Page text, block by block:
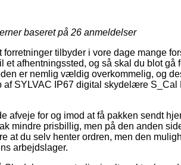
baseret på 26 anmeldelser
forretninger tilbyder i vore dage mange
et afhentningssted, og så skal du blot
er nemlig vældig overkommelig, og
SYLVAC IP67 digital skydelære S_Cal
afveje for og imod at få pakken sendt
mindre prisbillig, men på den anden
at du selv henter ordren, men den
arbejdslager.